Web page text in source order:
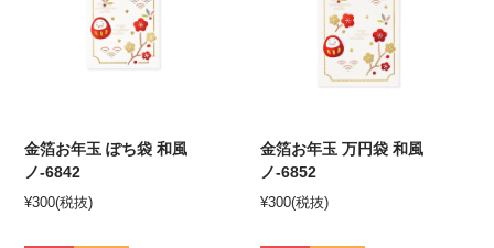
金箔お年玉 ぽち袋 和風
ノ-6842
¥300(税抜)
金箔お年玉 万円袋 和風
ノ-6852
¥300(税抜)